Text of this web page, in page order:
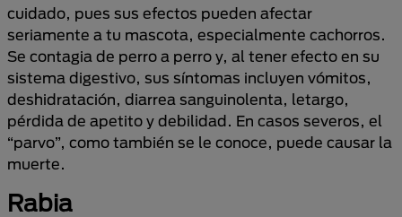
cuidado, pues sus efectos pueden afectar
seriamente a tu mascota, especialmente cachorros.
Se contagia de perro a perro y, al tener efecto en su
sistema digestivo, sus síntomas incluyen vómitos,
deshidratación, diarrea sanguinolenta, letargo,
pérdida de apetito y debilidad. En casos severos, el
“parvo”, como también se le conoce, puede causar la
muerte.
Rabia